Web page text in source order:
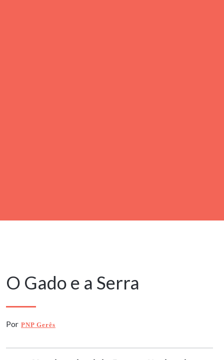
O Gado e a Serra
Por PNP Gerês